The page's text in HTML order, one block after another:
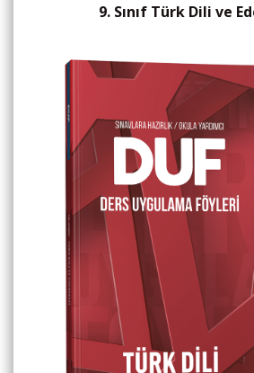
9. Sınıf Türk Dili ve